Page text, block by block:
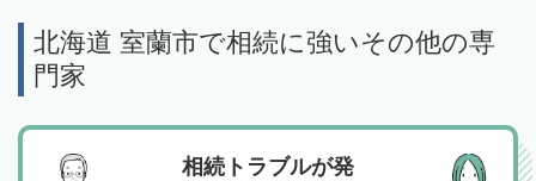
北海道 室蘭市で相続に強いその他の専
門家
相続トラブルが発